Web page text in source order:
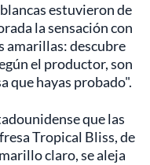
estuvieron de
la sensación con
amarillas: descubre
el productor, son
que hayas probado".
que las
Tropical Bliss, de
claro, se aleja